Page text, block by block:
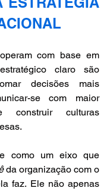
com base em
claro são
decisões mais
se com maior
construir culturas
como um eixo que
faz. Ele não apenas